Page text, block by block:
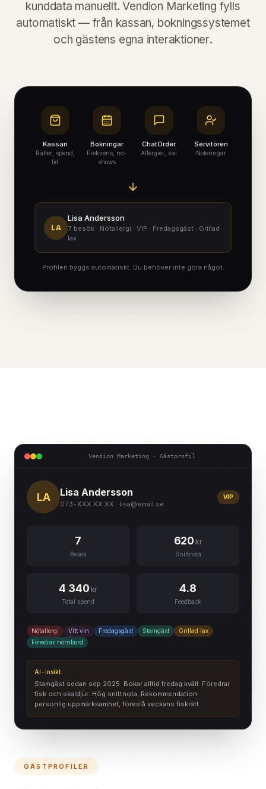
kunddata manuellt. Vendion Marketing fylls
automatiskt — från kassan, bokningssystemet
och gästens egna interaktioner.
Kassan
Rätter, spend,
tid
Bokningar
Frekvens, no-
shows
ChatOrder
Allergier, val
Servitören
Noteringar
LA
Lisa Andersson
7 besök · Nötallergi · VIP · Fredagsgäst · Grillad
lax
Profilen byggs automatiskt. Du behöver inte göra något.
Vendion Marketing · Gästprofil
LA Lisa Andersson
073-XXX XX XX · lisa@email.se
VIP
7
Besök
620 kr
Snittnota
4 340 kr
Total spend
4.8
Feedback
Nötallergi Vitt vin Fredagsgäst Stamgäst
Grillad lax
Föredrar hörnbord
AI-insikt
Stamgäst sedan sep 2025. Bokar alltid fredag kväll. Föredrar
fisk och skaldjur. Hög snittnota. Rekommendation:
personlig uppmärksamhet, föreslå veckans fiskrätt.
GÄSTPROFILER